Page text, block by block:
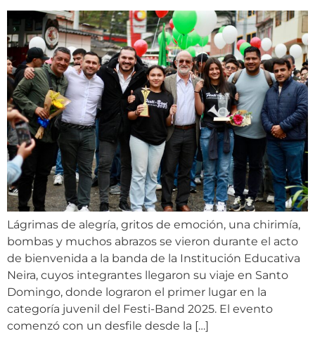
Lágrimas de alegría, gritos de emoción, una chirimía,
bombas y muchos abrazos se vieron durante el acto
de bienvenida a la banda de la Institución Educativa
Neira, cuyos integrantes llegaron su viaje en Santo
Domingo, donde lograron el primer lugar en la
categoría juvenil del Festi-Band 2025. El evento
comenzó con un desfile desde la […]